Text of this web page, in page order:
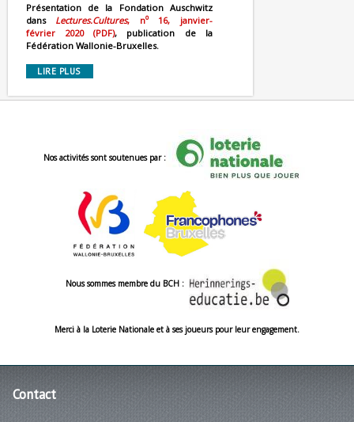
Présentation de la Fondation Auschwitz
dans Lectures.Cultures, no16, janvier-
février 2020 (PDF), publication de la
Fédération Wallonie-Bruxelles.
LIRE PLUS
Nos activités sont soutenues par :
Nous sommes membre du BCH :
Merci à la Loterie Nationale et à ses joueurs pour leur engagement.
Contact